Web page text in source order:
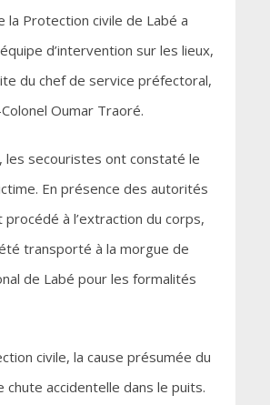
la Protection civile de Labé a
d’intervention sur les lieux,
du chef de service préfectoral,
Oumar Traoré.
les secouristes ont constaté le
En présence des autorités
procédé à l’extraction du corps,
transporté à la morgue de
de Labé pour les formalités
civile, la cause présumée du
chute accidentelle dans le puits.